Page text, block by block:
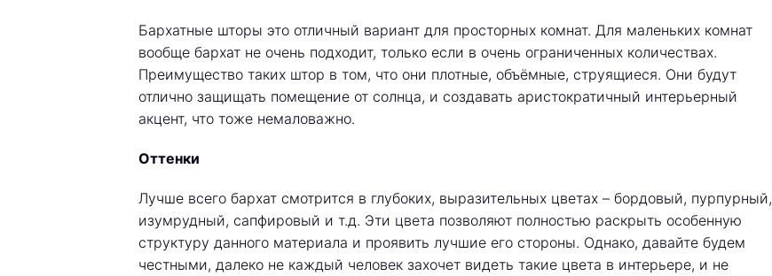
Бархатные шторы это отличный вариант для просторных комнат. Для маленьких комнат
вообще бархат не очень подходит, только если в очень ограниченных количествах.
Преимущество таких штор в том, что они плотные, объёмные, струящиеся. Они будут
отлично защищать помещение от солнца, и создавать аристократичный интерьерный
акцент, что тоже немаловажно.
Оттенки
Лучше всего бархат смотрится в глубоких, выразительных цветах – бордовый, пурпурный,
изумрудный, сапфировый и т.д. Эти цвета позволяют полностью раскрыть особенную
структуру данного материала и проявить лучшие его стороны. Однако, давайте будем
честными, далеко не каждый человек захочет видеть такие цвета в интерьере, и не